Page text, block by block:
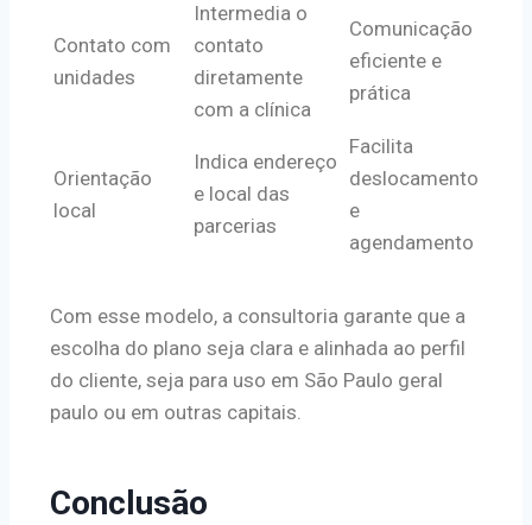
Contato com
unidades
Intermedia o
contato
diretamente
com a clínica
Comunicação
eficiente e
prática
Orientação
local
Indica endereço
e local das
parcerias
Facilita
deslocamento
e
agendamento
Com esse modelo, a consultoria garante que a
escolha do plano seja clara e alinhada ao perfil
do cliente, seja para uso em São Paulo geral
paulo ou em outras capitais.
Conclusão